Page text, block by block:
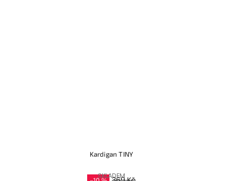
Kardigan TINY
SKLADEM